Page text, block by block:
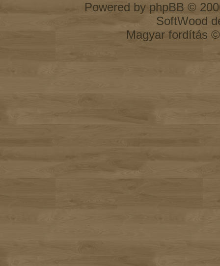
Powered by phpBB ©
SoftWood
Magyar fordítás